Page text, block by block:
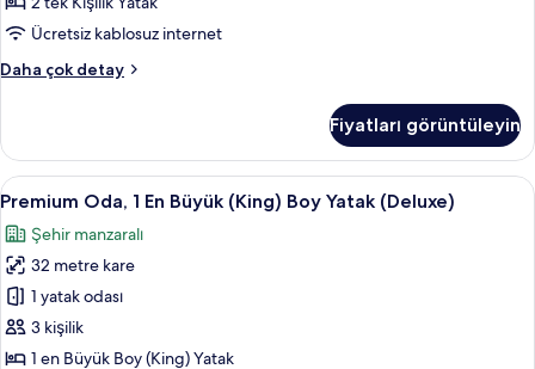
tüm
görün
Ücretsiz kablosuz internet
Daha çok detay
Executive
Suite
Twin)
hakkında
fazla
detay
Fiyatları görüntüleyin
Premium
Oda,
1
En
Büyük
(King)
Boy
Premium Oda, 1 En Büyük (King)
9
Premium Oda, 1 En Büyük (King) Boy Yatak (Deluxe)
Şehir manzaralı
32 metre kare
1 yatak odası
3 kişilik
1 en Büyük Boy (King) Yatak